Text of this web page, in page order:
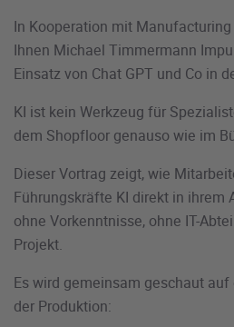
In Kooperation mit Manufacturing
Ihnen Michael Timmermann
Einsatz von Chat GPT und Co in
KI ist kein Werkzeug für
dem Shopfloor genauso wie im
Dieser Vortrag zeigt, wie
Führungskräfte KI direkt in ihrem
ohne Vorkenntnisse, ohne IT-
Projekt.
Es wird gemeinsam geschaut
der Produktion: